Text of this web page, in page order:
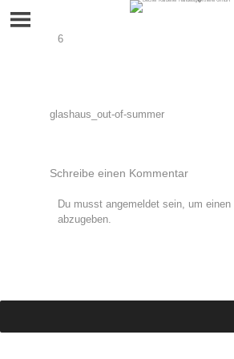
6
Beitragsnavigation
glashaus_out-of-summer
Schreibe einen Kommentar
Du musst angemeldet sein, um einen
abzugeben.